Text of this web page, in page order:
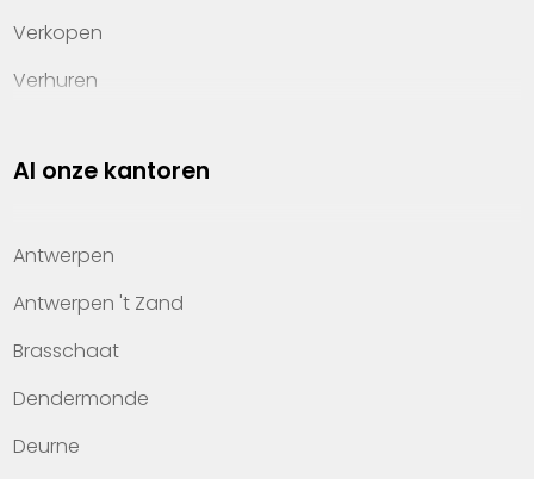
Verkopen
Verhuren
Property management
Kennis van wonen
Kantoren
Veelgestelde vragen
Werken bij Heylen Vastgoed
Contact
Al onze kantoren
Antwerpen
Antwerpen 't Zand
Brasschaat
Dendermonde
Deurne